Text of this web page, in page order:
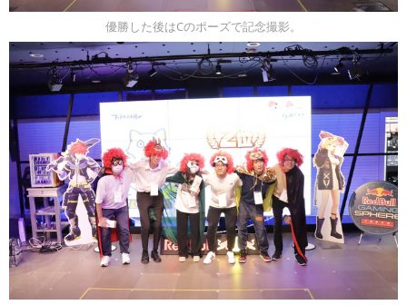
優勝した後はCのポーズで記念撮影。